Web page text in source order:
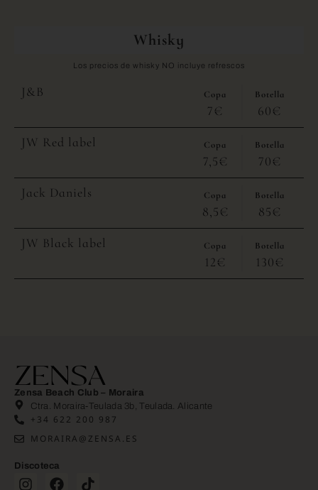
Whisky
Los precios de whisky NO incluye refrescos
J&B Copa
7€
Botella
60€
JW Red label
Copa
7,5€
Botella
70€
Jack Daniels
Copa
8,5€
Botella
85€
JW Black label
Copa
12€
Botella
130€
Zensa Beach Club – Moraira
Ctra. Moraira-Teulada 3b, Teulada. Alicante
+34 622 200 987
MORAIRA@ZENSA.ES
Discoteca